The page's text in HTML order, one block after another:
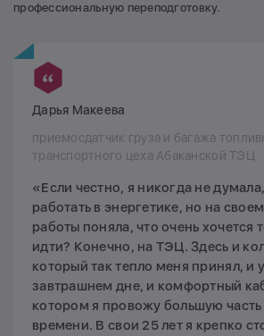
профессиональную переподготовку.
Дарья Макеева
приемосдатчик груза и багажа
транспортного цеха Абаканской ТЭЦ
«Если честно, я никогда не
работать в энергетике, но на
работы поняла, что очень хочется
идти? Конечно, на ТЭЦ. Здесь и
который так тепло меня принял, и
завтрашнем дне, и комфортный
котором я провожу большую часть
времени. В свои 25 лет я крепко